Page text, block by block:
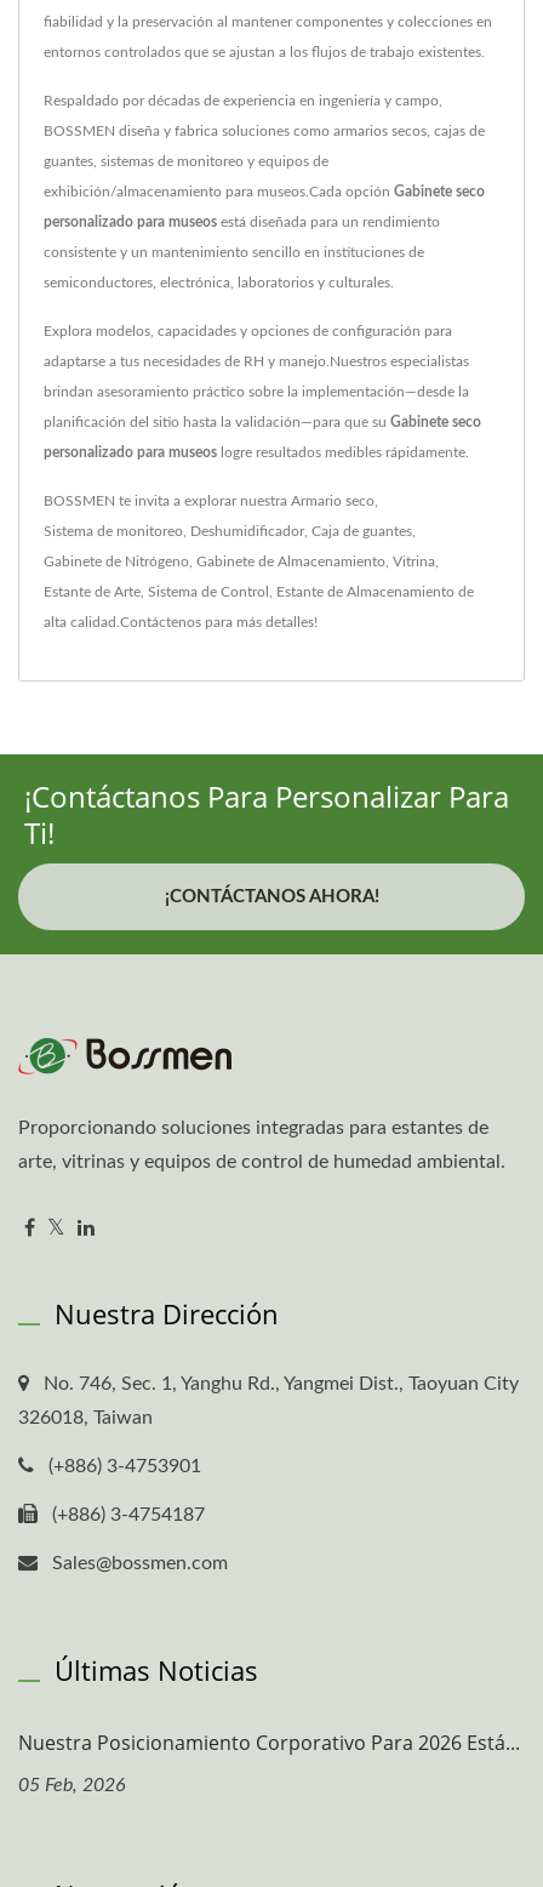
fiabilidad y la preservación al mantener componentes y colecciones en
entornos controlados que se ajustan a los flujos de trabajo existentes.
Respaldado por décadas de experiencia en ingeniería y campo,
BOSSMEN diseña y fabrica soluciones como armarios secos, cajas de
guantes, sistemas de monitoreo y equipos de
exhibición/almacenamiento para museos.Cada opción Gabinete seco
personalizado para museos está diseñada para un rendimiento
consistente y un mantenimiento sencillo en instituciones de
semiconductores, electrónica, laboratorios y culturales.
Explora modelos, capacidades y opciones de configuración para
adaptarse a tus necesidades de RH y manejo.Nuestros especialistas
brindan asesoramiento práctico sobre la implementación—desde la
planificación del sitio hasta la validación—para que su Gabinete seco
personalizado para museos logre resultados medibles rápidamente.
BOSSMEN te invita a explorar nuestra Armario seco
Sistema de monitoreo Deshumidificador, Caja de guantes
Gabinete de Nitrógeno Gabinete de Almacenamiento Vitrina
Estante de Arte Sistema de Control Estante de Almacenamiento de
alta calidad. Contáctenos para más detalles!
¡Contáctanos Para Personalizar Para
Ti!
¡CONTÁCTANOS AHORA!
Proporcionando soluciones integradas para estantes de
arte, vitrinas y equipos de control de humedad ambiental.
Nuestra Dirección
No. 746, Sec. 1, Yanghu Rd., Yangmei Dist., Taoyuan City
326018, Taiwan
(+886) 3-4753901
(+886) 3-4754187
Sales@bossmen.com
Últimas Noticias
Nuestra Posicionamiento Corporativo Para 2026 Está...
05 Feb, 2026